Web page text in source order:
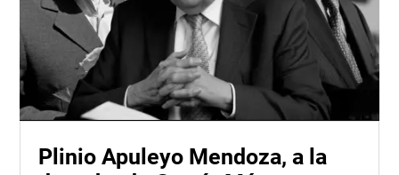
Plinio Apuleyo Mendoza, a la